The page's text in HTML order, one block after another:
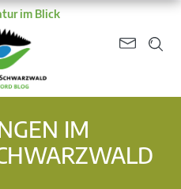
im Blick
IM